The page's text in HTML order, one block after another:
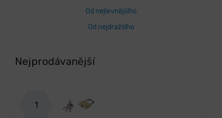
Od nejlevnějšího
Od nejdražšího
Nejprodávanější
1